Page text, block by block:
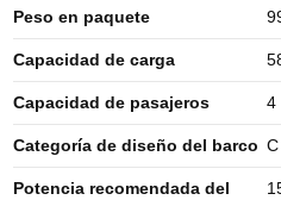
Peso en paquete
Capacidad de carga
Capacidad de pasajeros 4
Categoría de diseño del barco C
Potencia recomendada del